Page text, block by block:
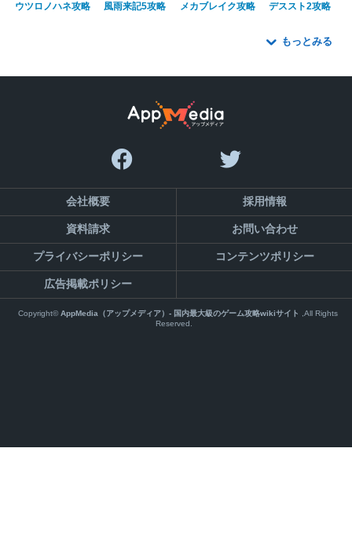
ウツロノハネ攻略 風雨来記5攻略 メカブレイク攻略 デススト2攻略
もっとみる
会社概要 採用情報
資料請求 お問い合わせ
プライバシーポリシー コンテンツポリシー
広告掲載ポリシー
Copyright©AppMedia（アップメディア）- 国内最大級のゲーム攻略wikiサイト
,All Rights
Reserved.